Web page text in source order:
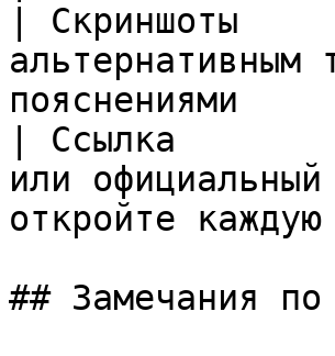
| Скриншоты
альтернативным
| Ссылка        |
или
откройте
## Замечания по